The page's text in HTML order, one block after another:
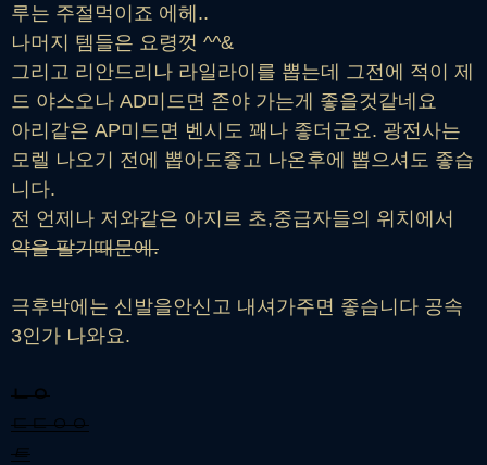
루는 주절먹이죠 에헤..
나머지 템들은 요령껏 ^^&
그리고 리안드리나 라일라이를 뽑는데 그전에 적이 제
드 야스오나 AD미드면 존야 가는게 좋을것같네요
아리같은 AP미드면 벤시도 꽤나 좋더군요. 광전사는
모렐 나오기 전에 뽑아도좋고 나온후에 뽑으셔도 좋습
니다.
전 언제나 저와같은 아지르 초,중급자들의 위치에서
약을 팔기때문에.
극후박에는 신발을안신고 내셔가주면 좋습니다 공속
3인가 나와요.
ㄴㅇ
ㄷㄷㅇㅇ
ㅌ